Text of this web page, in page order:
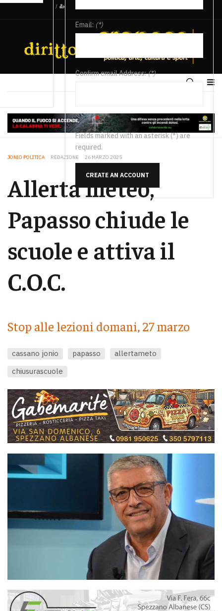
/
Email: (*)
Confirm email Address:(*)
Fields marked with an asterisk (*) are
required.
CREATE AN ACCOUNT
JONIO POLITICA REDAZIONE 26 MARZO 2025
Allerta meteo,
Papasso chiude le
scuole e attiva il
C.O.C.
Stop alle lezioni domani, 27 marzo
cassano jonio papasso
allertameto
chiusurascuole